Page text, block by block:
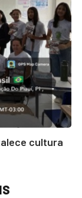
cultura